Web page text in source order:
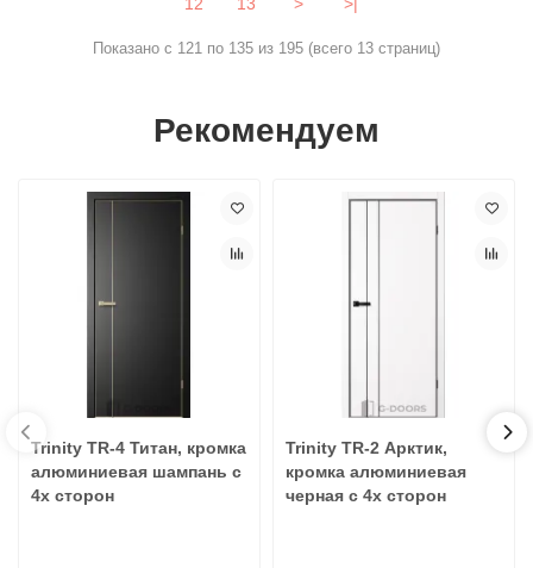
Показано с 121 по 135 из 195 (всего 13 страниц)
Рекомендуем
Trinity TR-4 Титан, кромка
алюминиевая шампань с
4х сторон
Trinity TR-2 Арктик,
кромка алюминиевая
черная с 4х сторон